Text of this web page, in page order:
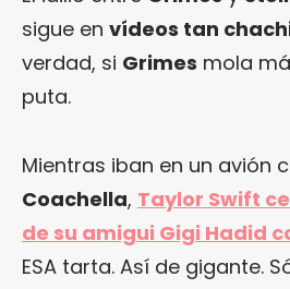
sigue en vídeos tan
verdad, si Grimes mola
puta.
Mientras iban en un avión
Coachella, Taylor Swift
de su amigui Gigi Hadid
ESA tarta. Así de gigante.